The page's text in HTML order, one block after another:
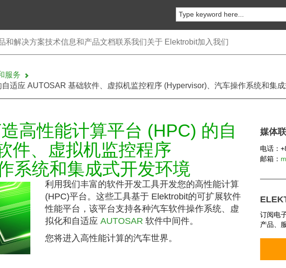
和解决方案技术信息和产品文档联系我们关于 Elektrobit加入我们
服务
适应 AUTOSAR 基础软件、虚拟机监控程序 (Hypervisor)、汽车操作系统和集
高性能计算平台 (HPC) 的自
件、虚拟机监控程序
系统和集成式开发环境
利用我们丰富的软件开发工具开发您的高性能计算
(HPC)平台。这些工具基于 Elektrobit的可扩展软件
性能平台，该平台支持各种汽车软件操作系统、虚
拟化和自适应 AUTOSAR 软件中间件。
您将进入高性能计算的汽车世界。
供应商。
媒体
电话：
邮箱：
订阅电
产品、